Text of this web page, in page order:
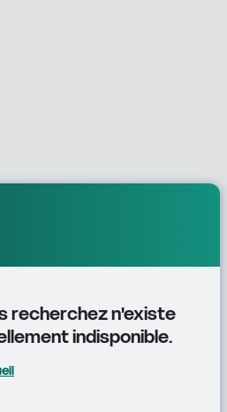
recherchez n'existe
indisponible.